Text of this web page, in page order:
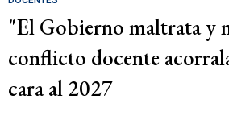
"El Gobierno maltrata y
conflicto docente
cara al 2027